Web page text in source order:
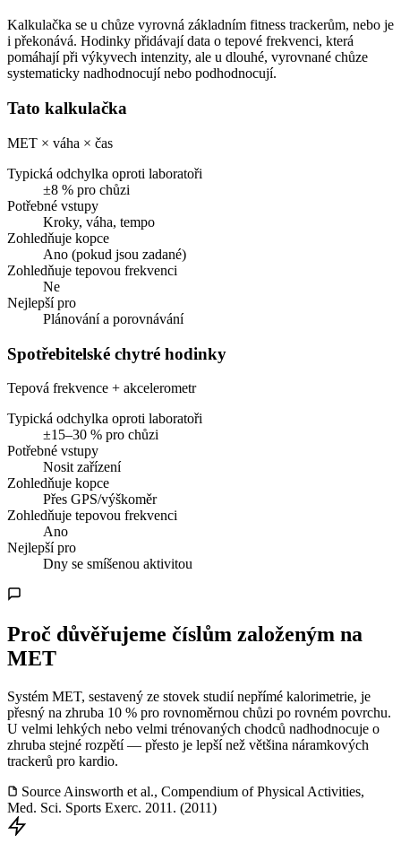
Kalkulačka se u chůze vyrovná základním fitness trackerům, nebo je
i překonává. Hodinky přidávají data o tepové frekvenci, která
pomáhají při výkyvech intenzity, ale u dlouhé, vyrovnané chůze
systematicky nadhodnocují nebo podhodnocují.
Tato kalkulačka
MET × váha × čas
Typická odchylka oproti laboratoři
±8 % pro chůzi
Potřebné vstupy
Kroky, váha, tempo
Zohledňuje kopce
Ano (pokud jsou zadané)
Zohledňuje tepovou frekvenci
Ne
Nejlepší pro
Plánování a porovnávání
Spotřebitelské chytré hodinky
Tepová frekvence + akcelerometr
Typická odchylka oproti laboratoři
±15–30 % pro chůzi
Potřebné vstupy
Nosit zařízení
Zohledňuje kopce
Přes GPS/výškoměr
Zohledňuje tepovou frekvenci
Ano
Nejlepší pro
Dny se smíšenou aktivitou
Proč důvěřujeme číslům založeným na
MET
Systém MET, sestavený ze stovek studií nepřímé kalorimetrie, je
přesný na zhruba 10 % pro rovnoměrnou chůzi po rovném povrchu.
U velmi lehkých nebo velmi trénovaných chodců nadhodnocuje o
zhruba stejné rozpětí — přesto je lepší než většina náramkových
trackerů pro kardio.
Source Ainsworth et al., Compendium of Physical Activities,
Med. Sci. Sports Exerc. 2011. (2011)